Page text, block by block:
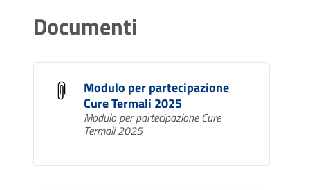
Documenti
Modulo per partecipazione
Cure Termali 2025
Modulo per partecipazione Cure
Termali 2025